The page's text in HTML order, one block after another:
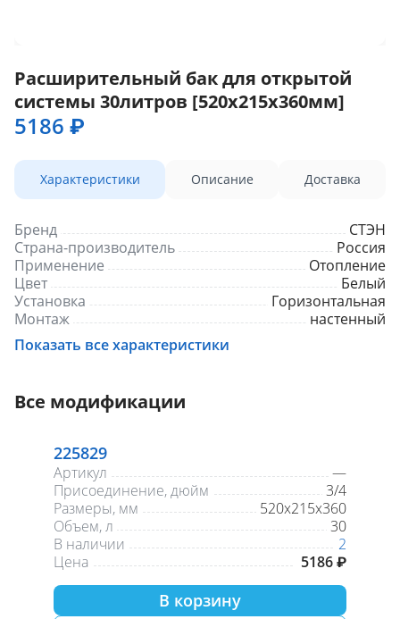
Расширительный бак для открытой
системы 30литров [520х215х360мм]
5186 ₽
Характеристики Описание Доставка
Бренд
СТЭН
Страна-производитель
Россия
Применение
Отопление
Цвет
Белый
Установка
Горизонтальная
Монтаж
настенный
Тип системы отопления
Показать все характеристики
Все модификации
225829
Артикул
—
Присоединение, дюйм
3/4
Размеры, мм
520х215х360
Объем, л
30
В наличии
2
Цена
5186 ₽
В корзину